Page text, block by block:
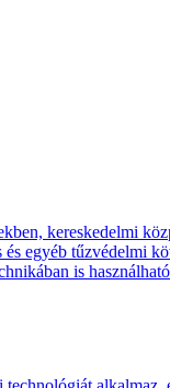
kereskedelmi
egyéb tűzvédelmi
is